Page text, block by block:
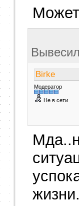
Birke
Модератор
Не в сети